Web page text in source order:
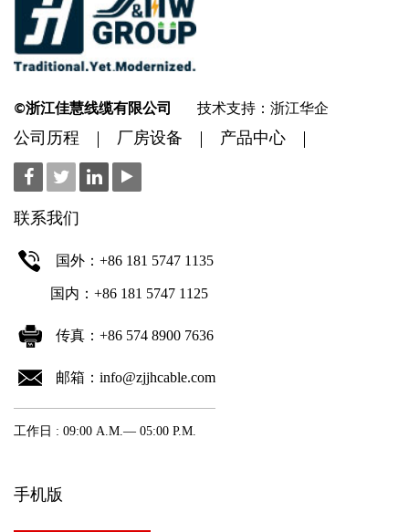
©浙江佳慧线缆有限公司 技术支持：浙江华企
公司历程 厂房设备 产品中心
联系我们
国外：+86 181 5747 1135
国内：+86 181 5747 1125
传真：+86 574 8900 7636
邮箱：info@zjjhcable.com
工作日 : 09:00 A.M.— 05:00 P.M.
手机版